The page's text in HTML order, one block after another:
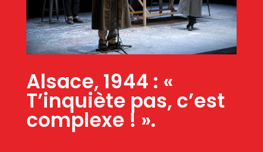
Alsace, 1944 : «
T’inquiète pas, c’est
complexe ! ».